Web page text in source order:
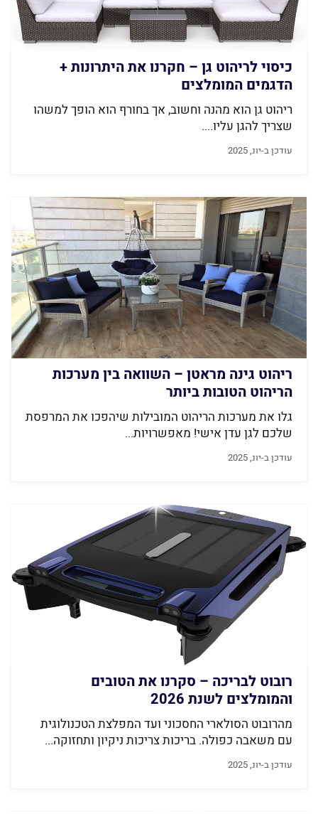
כיסוי לריהוט גן – חקרנו את היתרונות +
הדגמים המומלצים
ריהוט גן הוא מהנה וחשוב, אך בחורף הוא הופך למשהו
שצריך להגן עליו....
עודכן ב-יונ, 2025
ריהוט גינה מראטן – השוואה בין מערכות
הריהוט הטובות ביותר
גלו את מערכות הריהוט המובילות שיהפכו את המרפסת
שלכם לגן עדן אישי! מאפשרויות...
עודכן ב-יונ, 2025
רובוט לבריכה – סקרנו את הטובים
והמומלצים לשנת 2026
מהרובוט הסולארי החסכוני ועד המפלצת הטכנולוגית
עם משאבה כפולה. בריכות צריכות ניקיון ותחזוקה...
עודכן ב-יונ, 2025